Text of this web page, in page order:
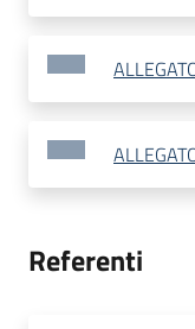
Referenti